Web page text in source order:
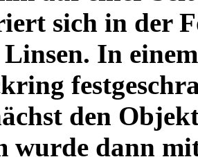
sich in der
In
den
wurde dann